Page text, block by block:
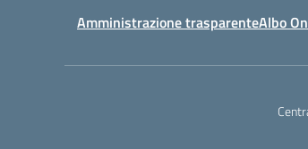
Amministrazione trasparenteAlbo